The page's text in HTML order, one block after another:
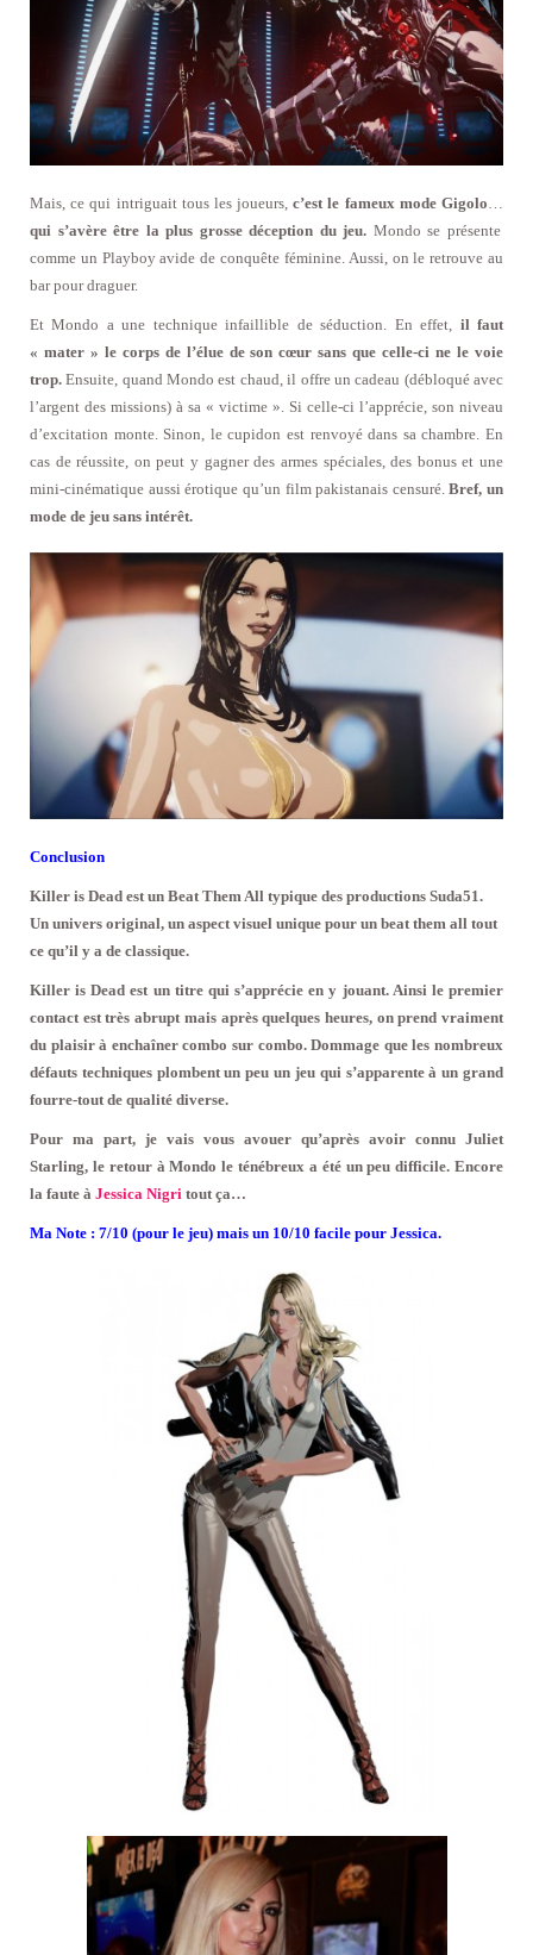
Mais, ce qui intriguait tous les joueurs,c’est le fameux mode Gigolo
qui s’avère être la plus grosse déception du jeu. Mondo se présente
comme un Playboy avide de conquête féminine. Aussi, on le retrouve au
bar pour draguer.
Et Mondo a une technique infaillible de séduction. En effet,
il faut
« mater » le corps de l’élue de son cœur sans que celle-ci ne le voie
trop. Ensuite, quand Mondo est chaud, il offre un cadeau (débloqué avec
l’argent des missions) à sa « victime ». Si celle-ci l’apprécie, son niveau
d’excitation monte. Sinon, le cupidon est renvoyé dans sa chambre. En
cas de réussite, on peut y gagner des armes spéciales, des bonus et une
mini-cinématique aussi érotique qu’un film pakistanais censuré.Bref, un
mode de jeu sans intérêt.
Conclusion
Killer is Dead est un Beat Them All typique des productions Suda51.
Un univers original, un aspect visuel unique pour un beat them all tout
ce qu’il y a de classique.
Killer is Dead est un titre qui s’apprécie en y jouant. Ainsi le premier
contact est très abrupt mais après quelques heures, on prend vraiment
du plaisir à enchaîner combo sur combo. Dommage que les nombreux
défauts techniques plombent un peu un jeu qui s’apparente à un grand
fourre-tout de qualité diverse.
Pour ma part, je vais vous avouer qu’après avoir connu Juliet
Starling, le retour à Mondo le ténébreux a été un peu difficile. Encore
la faute à Jessica Nigri tout ça…
Ma Note : 7/10 (pour le jeu) mais un 10/10 facile pour Jessica.